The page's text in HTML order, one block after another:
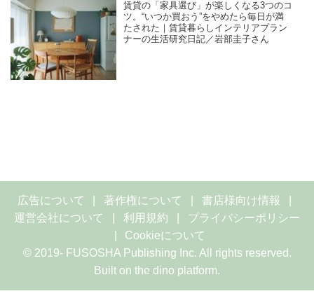
賃貸の「家具選び」が楽しくなる3つのコ
ツ。“いつか買おう”をやめたら毎日が満
たされた｜賃貸暮らしインテリアプラン
ナーの生活研究日記／岩部圭子さん
広告について 著作権について
書店様向け情報
運営会社について
利用規約
プライバシーポリシー
Cookieについて
© 2019- FUSOSHA Publishing Inc. All rights reserved.
Built on the dino platform.